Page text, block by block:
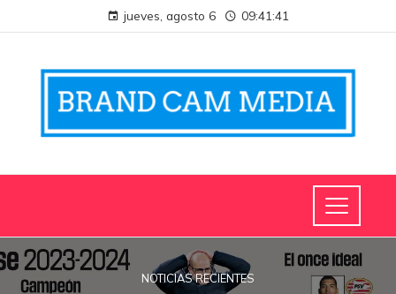
jueves, agosto 6 09:41:42
NOTICIAS RECIENTES